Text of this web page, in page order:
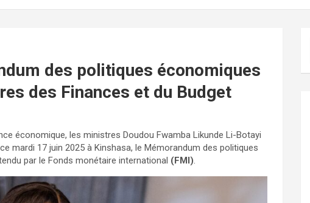
des politiques économiques
des Finances et du Budget
économique, les ministres Doudou Fwamba Likunde Li-Botayi
mardi 17 juin 2025 à Kinshasa, le Mémorandum des politiques
par le Fonds monétaire international (FMI).